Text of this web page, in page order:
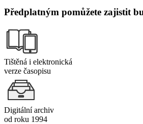
Předplatným pomůžete zajistit
Tištěná i elektronická
verze časopisu
Digitální archiv
od roku 1994